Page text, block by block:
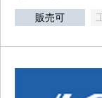
販売可